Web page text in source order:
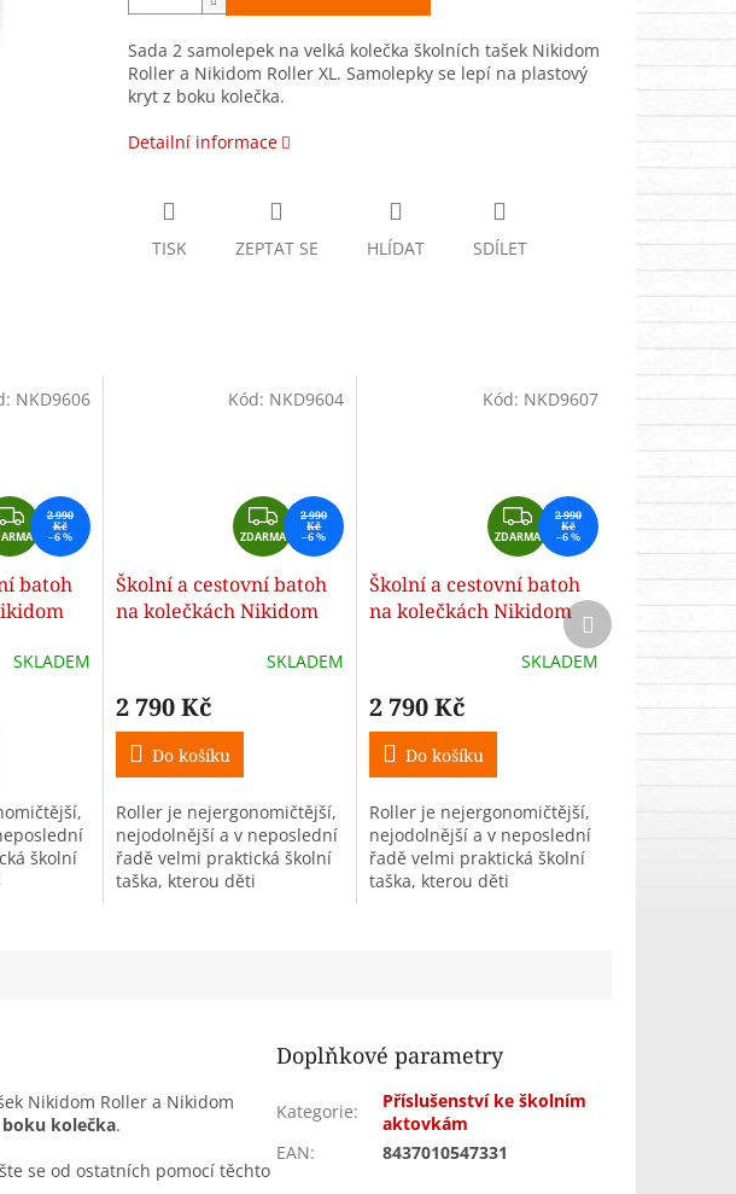
Sada 2 samolepek na velká kolečka školních tašek Nikidom
Roller a Nikidom Roller XL. Samolepky se lepí na plastový
kryt z boku kolečka.
Detailní informace
TISK ZEPTAT SE HLÍDAT SDÍLET
Z
D
A
R
A
2 990
Kč
–6 %
batoh
SKLADEM
školní
NKD9606
Z
D
A
R
A
ZDARMA
2 990
Kč
–6 %
Školní a cestovní batoh
na kolečkách Nikidom
SKLADEM
2 790 Kč
Do košíku
Roller je nejergonomičtější,
nejodolnější a v neposlední
řadě velmi praktická školní
taška, kterou děti
Kód: NKD9604
Z
D
A
R
A
ZDARMA
2 990
Kč
–6 %
Školní a cestovní batoh
na kolečkách Nikidom
Roller UP Supergirl (19
SKLADEM
2 790 Kč
Do košíku
Roller je nejergonomičtější,
nejodolnější a v neposlední
řadě velmi praktická školní
taška, kterou děti
Kód: NKD9607
Další
produkt
Nikidom Roller a Nikidom
kolečka.
se od ostatních pomocí těchto
Doplňkové parametry
Kategorie:
Příslušenství ke školním
aktovkám
EAN: 8437010547331